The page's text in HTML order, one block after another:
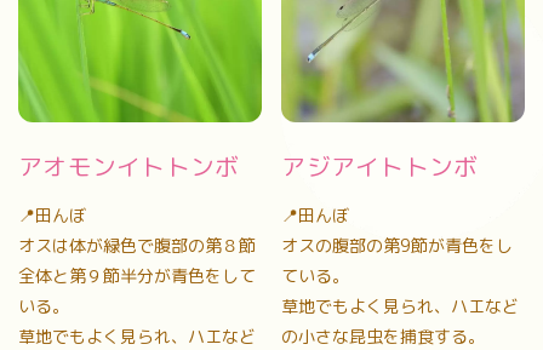
アオモンイトトンボ
📍田んぼ
オスは体が緑色で腹部の第８節
全体と第９節半分が青色をして
いる。
草地でもよく見られ、ハエなど
アジアイトトンボ
📍田んぼ
オスの腹部の第9節が青色をし
ている。
草地でもよく見られ、ハエなど
の小さな昆虫を捕食する。